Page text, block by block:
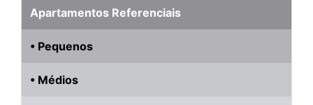
Apartamentos Referenciais
• Pequenos
• Médios